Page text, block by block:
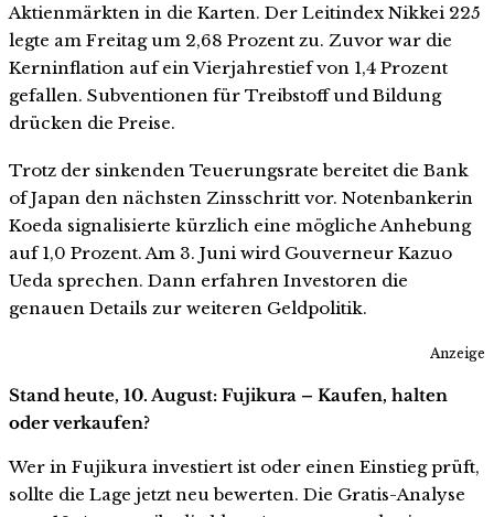
Aktienmärkten in die Karten. Der Leitindex Nikkei 225
legte am Freitag um 2,68 Prozent zu. Zuvor war die
Kerninflation auf ein Vierjahrestief von 1,4 Prozent
gefallen. Subventionen für Treibstoff und Bildung
drücken die Preise.
Trotz der sinkenden Teuerungsrate bereitet die Bank
of Japan den nächsten Zinsschritt vor. Notenbankerin
Koeda signalisierte kürzlich eine mögliche Anhebung
auf 1,0 Prozent. Am 3. Juni wird Gouverneur Kazuo
Ueda sprechen. Dann erfahren Investoren die
genauen Details zur weiteren Geldpolitik.
Anzeige
Stand heute, 10. August: Fujikura – Kaufen, halten
oder verkaufen?
Wer in Fujikura investiert ist oder einen Einstieg prüft,
sollte die Lage jetzt neu bewerten. Die Gratis-Analyse